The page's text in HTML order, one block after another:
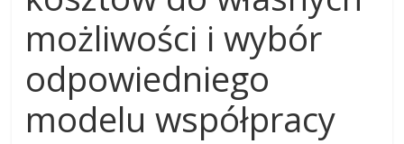
możliwości i wybór
odpowiedniego
modelu współpracy